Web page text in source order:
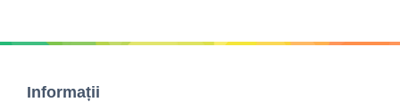
Informații